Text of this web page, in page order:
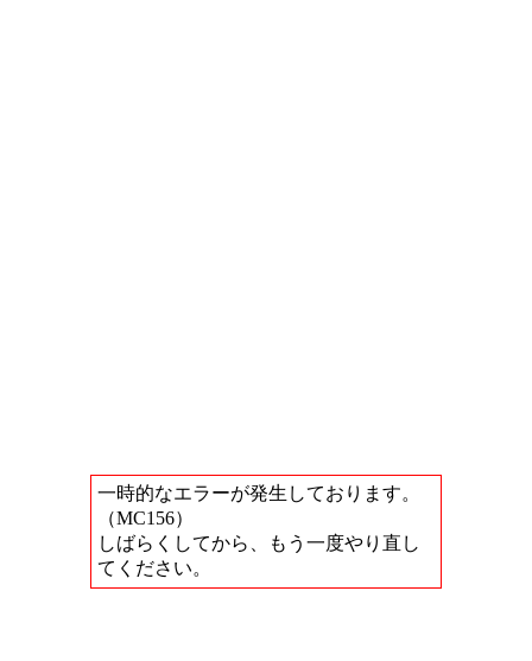
一時的なエラーが発生しております。
（MC156）
しばらくしてから、もう一度やり直し
てください。